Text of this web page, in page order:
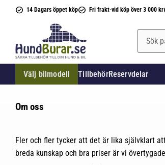
14 Dagars öppet köp Fri frakt-vid köp över 3 000 kr
Välj bilmodell TillbehörReservdelar
Om oss
Fler och fler tycker att det är lika självklart
breda kunskap och bra priser är vi